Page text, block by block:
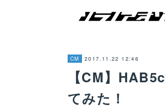
CM 2017.11.22 12:46
【CM】
てみた！